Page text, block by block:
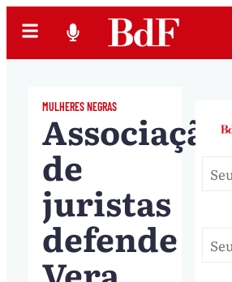
MULHERES NEGRAS
Associação
de
juristas
defende